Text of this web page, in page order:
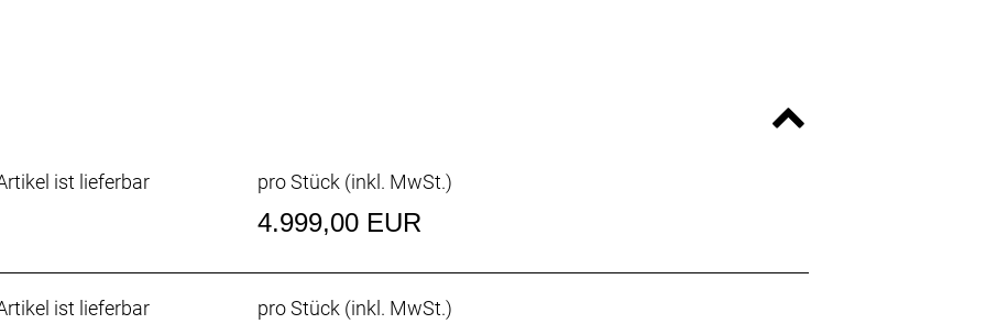
Electronic Shift System
Hollowtech II 50x34
rotor 160mm
ist lieferbar pro Stück (inkl. MwSt.)
4.999,00 EUR
ist lieferbar pro Stück (inkl. MwSt.)